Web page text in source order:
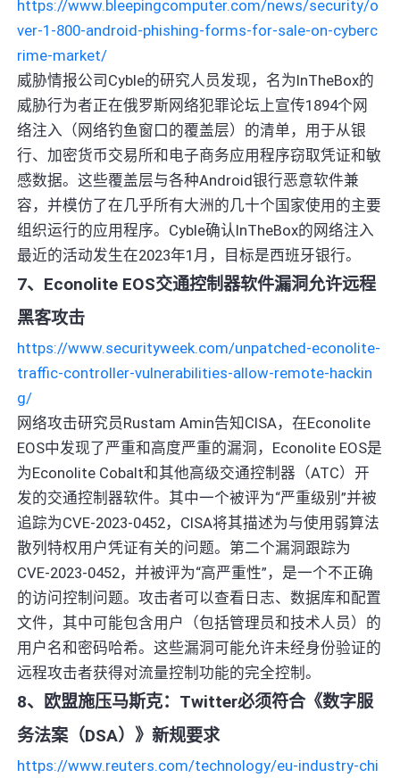
https://www.bleepingcomputer.com/news/security/o
ver-1-800-android-phishing-forms-for-sale-on-cyberc
rime-market/
威胁情报公司Cyble的研究人员发现，名为InTheBox的
威胁行为者正在俄罗斯网络犯罪论坛上宣传1894个网
络注入（网络钓鱼窗口的覆盖层）的清单，用于从银
行、加密货币交易所和电子商务应用程序窃取凭证和敏
感数据。这些覆盖层与各种Android银行恶意软件兼
容，并模仿了在几乎所有大洲的几十个国家使用的主要
组织运行的应用程序。Cyble确认InTheBox的网络注入
最近的活动发生在2023年1月，目标是西班牙银行。
7、Econolite EOS交通控制器软件漏洞允许远程
黑客攻击
https://www.securityweek.com/unpatched-econolite-
traffic-controller-vulnerabilities-allow-remote-hackin
g/
网络攻击研究员Rustam Amin告知CISA，在Econolite
EOS中发现了严重和高度严重的漏洞，Econolite EOS是
为Econolite Cobalt和其他高级交通控制器（ATC）开
发的交通控制器软件。其中一个被评为“严重级别”并被
追踪为CVE-2023-0452，CISA将其描述为与使用弱算法
散列特权用户凭证有关的问题。第二个漏洞跟踪为
CVE-2023-0452，并被评为“高严重性”，是一个不正确
的访问控制问题。攻击者可以查看日志、数据库和配置
文件，其中可能包含用户（包括管理员和技术人员）的
用户名和密码哈希。这些漏洞可能允许未经身份验证的
远程攻击者获得对流量控制功能的完全控制。
8、欧盟施压马斯克：Twitter必须符合《数字服
务法案（DSA）》新规要求
https://www.reuters.com/technology/eu-industry-chi